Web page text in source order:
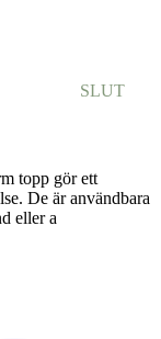
SLUT
topp gör ett
De är användbara
eller a